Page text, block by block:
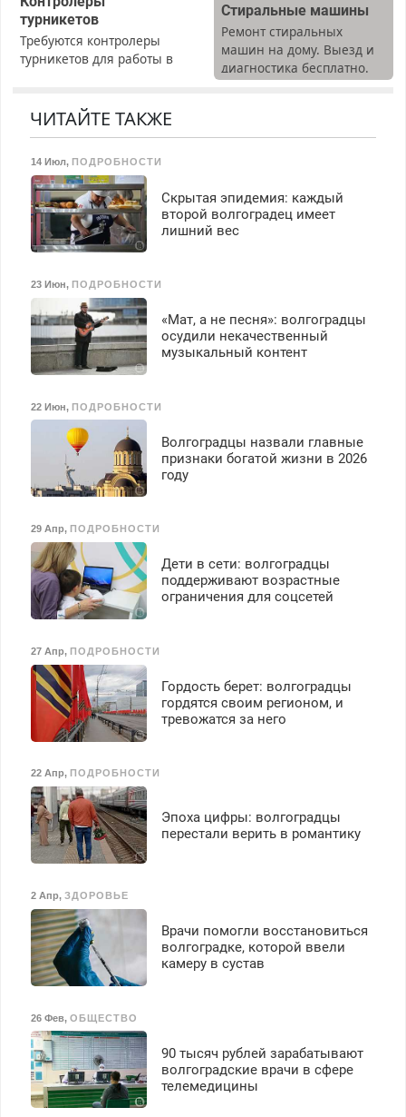
турникетов
Требуются контролеры
турникетов для работы в
Прием по ТК РФ. График
работы любой.
З/п – до 96000 рублей до
вычета налогов.
Ежемесячно
выплачивается денежная
премия. Возможно
бесплатное обучение,
работа инспектором по
транспортной
безопасности с з/п до
125000 руб.
Стиральные машины
Ремонт стиральных
машин на дому. Выезд и
диагностика бесплатно.
Предусмотрены скидки.
ЧИТАЙТЕ ТАКЖЕ
14 Июл, ПОДРОБНОСТИ
Скрытая эпидемия: каждый
второй волгоградец имеет
лишний вес
23 Июн, ПОДРОБНОСТИ
«Мат, а не песня»: волгоградцы
осудили некачественный
музыкальный контент
22 Июн, ПОДРОБНОСТИ
Волгоградцы назвали главные
признаки богатой жизни в 2026
году
29 Апр, ПОДРОБНОСТИ
Дети в сети: волгоградцы
поддерживают возрастные
ограничения для соцсетей
27 Апр, ПОДРОБНОСТИ
Гордость берет: волгоградцы
гордятся своим регионом, и
тревожатся за него
22 Апр, ПОДРОБНОСТИ
Эпоха цифры: волгоградцы
перестали верить в романтику
2 Апр, ЗДОРОВЬЕ
Врачи помогли восстановиться
волгоградке, которой ввели
камеру в сустав
26 Фев, ОБЩЕСТВО
90 тысяч рублей зарабатывают
волгоградские врачи в сфере
телемедицины